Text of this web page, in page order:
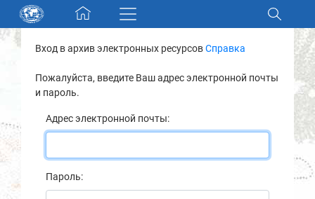
Skip navigation
Разделы и коллекции
Электронный каталог
Новости
О нас
Вход в архив электронных ресурсовСправка
Пожалуйста, введите Ваш адрес электронной почты
и пароль.
Адрес электронной почты:
Пароль: